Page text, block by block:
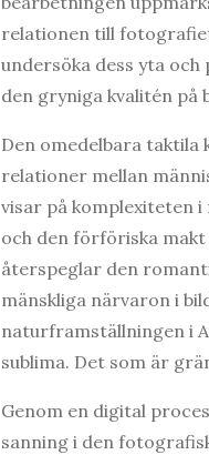
relationen till
undersöka dess yta
den gryniga kvalitén på
Den omedelbara taktila
relationer mellan
visar på komplexiteten
och den förföriska
återspeglar den
mänskliga närvaron i
naturframställningen i
sublima. Det som är
Genom en digital
sanning i den